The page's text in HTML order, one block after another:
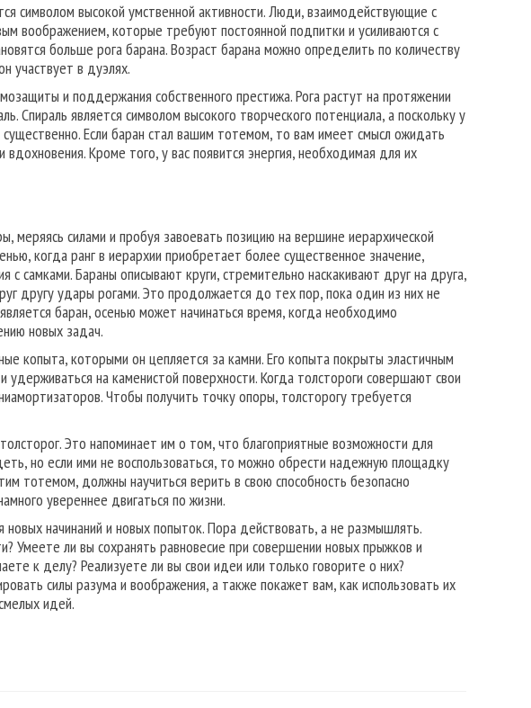
символом высокой умственной активности. Люди, взаимодействующие с
воображением, которые требуют постоянной подпитки и усиливаются с
больше рога барана. Возраст барана можно определить по количеству
участвует в дуэлях.
и поддержания собственного престижа. Рога растут на протяжении
Спираль является символом высокого творческого потенциала, а поскольку у
Если баран стал вашим тотемом, то вам имеет смысл ожидать
Кроме того, у вас появится энергия, необходимая для их
меряясь силами и пробуя завоевать позицию на вершине иерархической
когда ранг в иерархии приобретает более существенное значение,
с самками. Бараны описывают круги, стремительно наскакивают друг на друга,
другу удары рогами. Это продолжается до тех пор, пока один из них не
баран, осенью может начинаться время, когда необходимо
новых задач.
копыта, которыми он цепляется за камни. Его копыта покрыты эластичным
на каменистой поверхности. Когда толстороги совершают свои
Чтобы получить точку опоры, толсторогу требуется
Это напоминает им о том, что благоприятные возможности для
но если ими не воспользоваться, то можно обрести надежную площадку
тотемом, должны научиться верить в свою способность безопасно
увереннее двигаться по жизни.
начинаний и новых попыток. Пора действовать, а не размышлять.
Умеете ли вы сохранять равновесие при совершении новых прыжков и
к делу? Реализуете ли вы свои идеи или только говорите о них?
силы разума и воображения, а также покажет вам, как использовать их
идей.